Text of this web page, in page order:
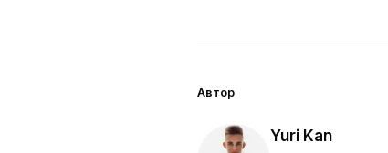
Автор
Yuri Kan